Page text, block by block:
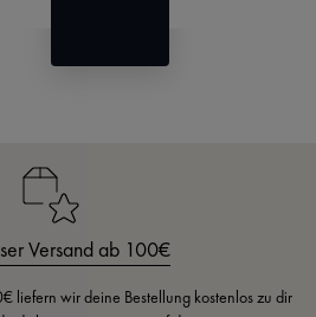
Versand ab 100€
liefern wir deine Bestellung kostenlos zu dir